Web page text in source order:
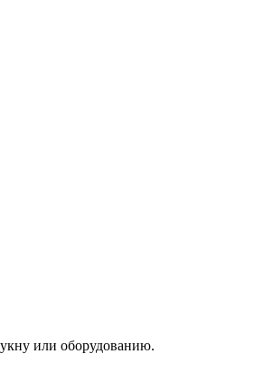
или оборудованию.